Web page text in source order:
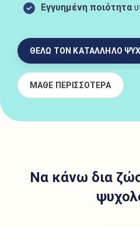
Εγγυημένη ποιότητα
ΘΕΛΩ ΤΟΝ ΚΑΤΑΛΛΗΛΟ
ΜΑΘΕ ΠΕΡΙΣΣΟΤΕΡΑ
Να κάνω δια